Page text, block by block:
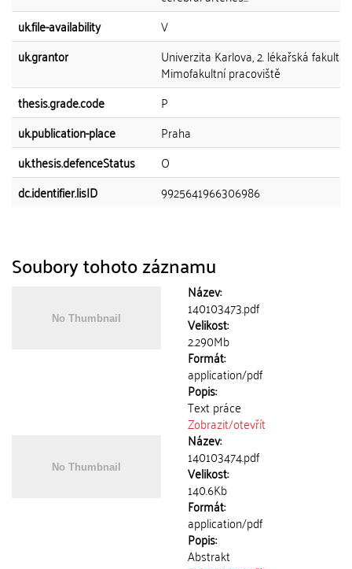
uk.file-availability
V
uk.grantor
Univerzita Karlova, 2. lékařská fakulta,
Mimofakultní pracoviště
thesis.grade.code
P
uk.publication-place
Praha
uk.thesis.defenceStatus
O
dc.identifier.lisID
9925641966306986
Soubory tohoto záznamu
Název:
140103473.pdf
Velikost:
2.290Mb
Formát:
application/pdf
Popis:
Text práce
Zobrazit/otevřít
Název:
140103474.pdf
Velikost:
140.6Kb
Formát:
application/pdf
Popis:
Abstrakt